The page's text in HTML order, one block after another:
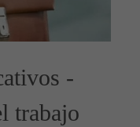
-
trabajo